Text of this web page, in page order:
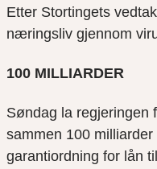
Etter Stortingets
næringsliv gjennom
100 MILLIARDER
Søndag la regjeringen
sammen 100
garantiordning for lån